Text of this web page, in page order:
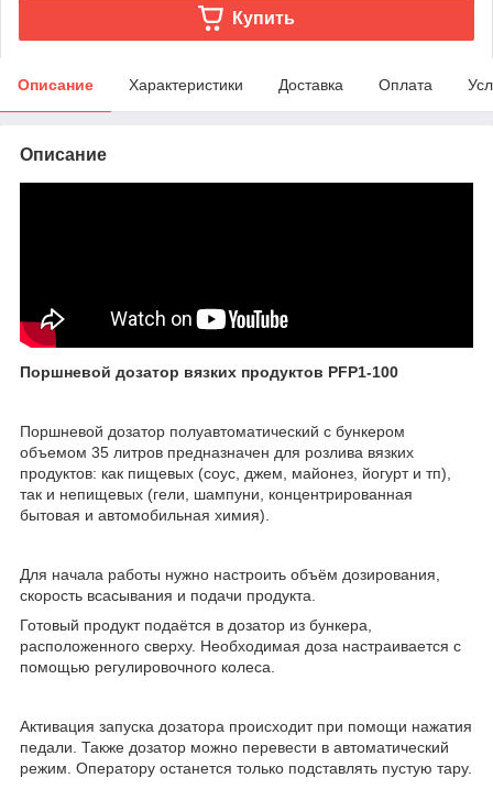
Купить
Описание Характеристики Доставка Оплата
Описание
Поршневой дозатор вязких продуктов PFP1-100
Поршневой дозатор полуавтоматический с бункером
объемом 35 литров предназначен для розлива вязких
продуктов: как пищевых (соус, джем, майонез, йогурт и тп),
так и непищевых (гели, шампуни, концентрированная
бытовая и автомобильная химия).
Для начала работы нужно настроить объём дозирования,
скорость всасывания и подачи продукта.
Готовый продукт подаётся в дозатор из бункера,
расположенного сверху. Необходимая доза настраивается с
помощью регулировочного колеса.
Активация запуска дозатора происходит при помощи нажатия
педали. Также дозатор можно перевести в автоматический
режим. Оператору останется только подставлять пустую тару.